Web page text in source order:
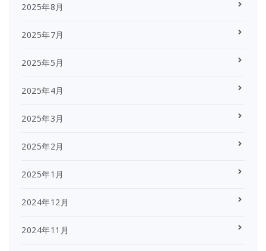
2025年8月
2025年7月
2025年5月
2025年4月
2025年3月
2025年2月
2025年1月
2024年12月
2024年11月